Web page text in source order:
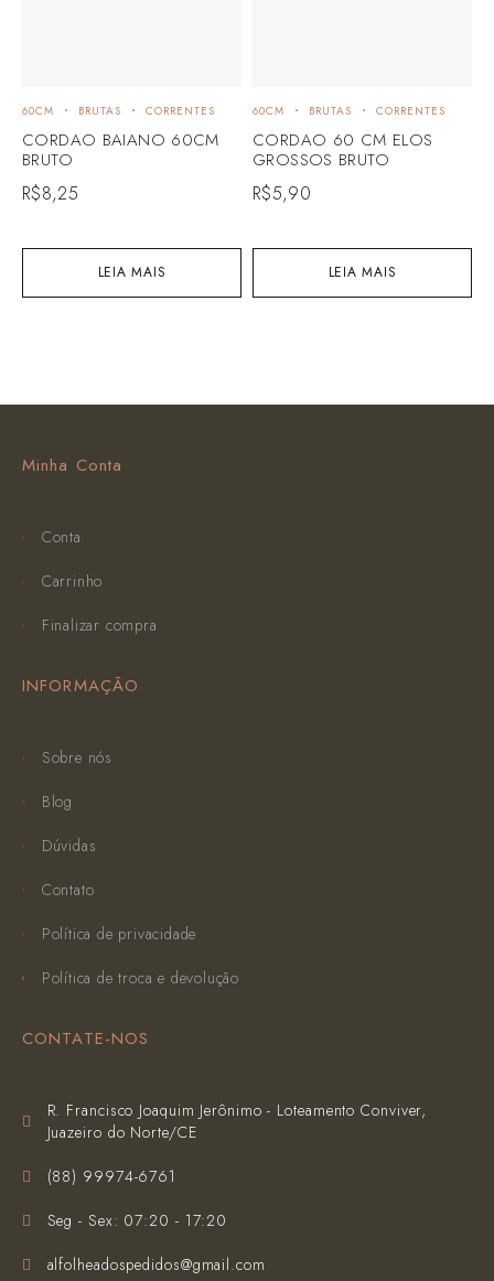
LEIA MAIS
60CM BRUTAS CORRENTES
CORDAO BAIANO 60CM
BRUTO
R$8,25
LEIA MAIS
60CM BRUTAS CORRENTES
CORDAO 60 CM ELOS
GROSSOS BRUTO
R$5,90
Minha Conta
Conta
Carrinho
Finalizar compra
INFORMAÇÃO
Sobre nós
Blog
Dúvidas
Contato
Política de privacidade
Política de troca e devolução
CONTATE-NOS
R. Francisco Joaquim Jerônimo - Loteamento Conviver,
Juazeiro do Norte/CE
(‪88) 99974-6761‬
Seg - Sex: 07:20 - 17:20
alfolheadospedidos@gmail.com